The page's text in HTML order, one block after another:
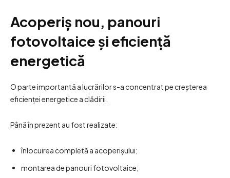
Acoperiș nou, panouri
fotovoltaice și eficiență
energetică
O parte importantă a lucrărilor s-a concentrat pe creșterea
eficienței energetice a clădirii.
Până în prezent au fost realizate:
înlocuirea completă a acoperișului;
montarea de panouri fotovoltaice;